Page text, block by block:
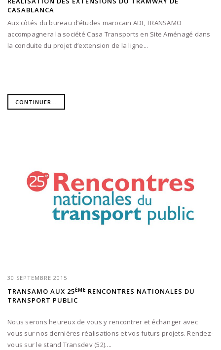
CASABLANCA
Aux côtés du bureau d’études marocain ADI, TRANSAMO
accompagnera la société Casa Transports en Site Aménagé dans
la conduite du projet d’extension de la ligne...
CONTINUER...
30 SEPTEMBRE 2015
TRANSAMO AUX 25ÈME RENCONTRES NATIONALES DU
TRANSPORT PUBLIC
Nous serons heureux de vous y rencontrer et échanger avec
vous sur nos dernières réalisations et vos futurs projets. Rendez-
vous sur le stand Transdev (52)....